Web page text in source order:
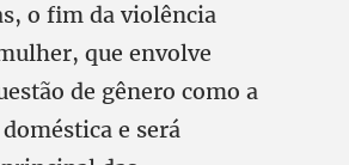
o fim da violência
que envolve
de gênero como a
e será